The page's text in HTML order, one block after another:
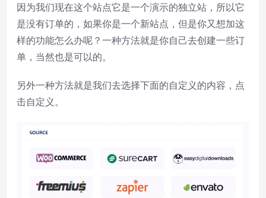
因为我们现在这个站点它是一个演示的独立站，所以它
是没有订单的，如果你是一个新站点，但是你又想加这
样的功能怎么办呢？一种方法就是你自己去创建一些订
单，当然也是可以的。
另外一种方法就是我们去选择下面的自定义的内容，点
击自定义。